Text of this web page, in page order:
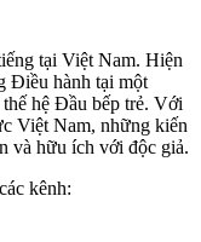
tại Việt Nam. Hiện
Điều hành tại một
thế hệ Đầu bếp trẻ. Với
Việt Nam, những kiến
và hữu ích với độc giả.
kênh: